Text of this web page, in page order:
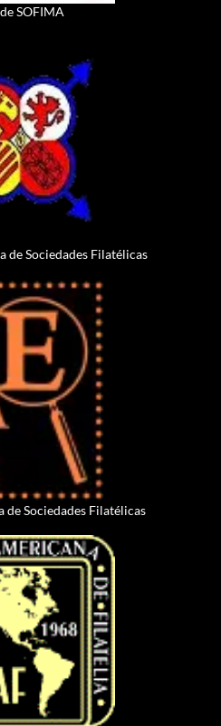
SOFIMA
de Sociedades Filatélicas
de Sociedades Filatélicas